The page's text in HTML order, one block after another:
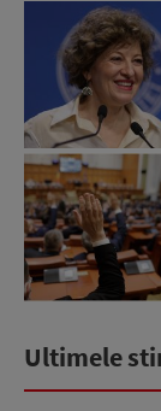
Ultimele